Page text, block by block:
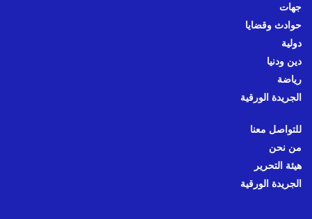
جهات
حوادث وقضايا
دولية
دين ودنيا
رياضة
الجريدة الورقية
للتواصل معنا
من نحن
هيئة التحرير
الجريدة الورقية